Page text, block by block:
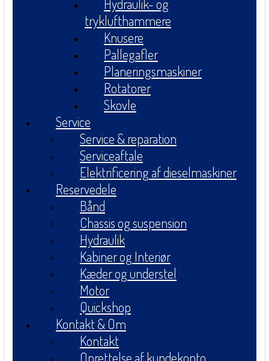
Hydraulik- og
tryklufthammere
Knusere
Pallegafler
Planeringsmaskiner
Rotatorer
Skovle
Service
Service & reparation
Serviceaftale
Elektrificering af dieselmaskiner
Reservedele
Bånd
Chassis og suspension
Hydraulik
Kabiner og Interiør
Kæder og understel
Motor
Quickshop
Kontakt & Om
Kontakt
Oprettelse af kundekonto